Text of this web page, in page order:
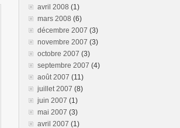
avril 2008 (1)
mars 2008 (6)
décembre 2007 (3)
novembre 2007 (3)
octobre 2007 (3)
septembre 2007 (4)
août 2007 (11)
juillet 2007 (8)
juin 2007 (1)
mai 2007 (3)
avril 2007 (1)